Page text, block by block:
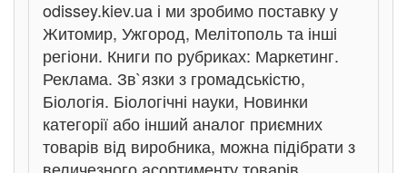
odissey.kiev.ua і ми зробимо поставку у
Житомир, Ужгород, Мелітополь та інші
регіони. Книги по рубриках: Маркетинг.
Реклама. Зв`язки з громадськістю,
Біологія. Біологічні науки, Новинки
категорії або інший аналог приємних
товарів від виробника, можна підібрати з